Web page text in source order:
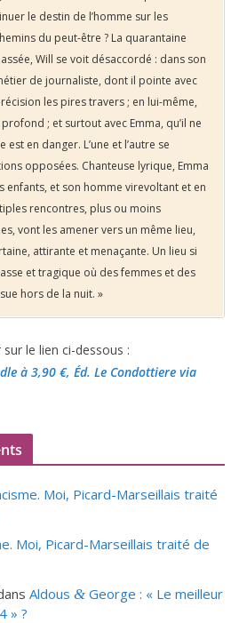
le destin de l’homme sur les
du peut-être ? La quarantaine
Will se voit désaccordé : dans son
de journaliste, dont il pointe avec
les pires travers ; en lui-même,
; et surtout avec Emma, qu’il ne
en danger. L’une et l’autre se
opposées. Chanteuse lyrique, Emma
enfants, et son homme virevoltant et en
rencontres, plus ou moins
vont les amener vers un même lieu,
attirante et menaçante. Un lieu si
et tragique où des femmes et des
hors de la nuit. »
le lien ci-dessous :
à 3,90 €, Éd. Le Condottiere via
Moi, Picard-Marseillais traité
Moi, Picard-Marseillais traité de
Aldous & George : « Le meilleur
» ?